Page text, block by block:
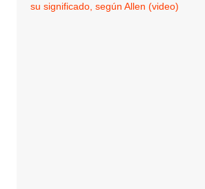
su significado, según Allen (video)